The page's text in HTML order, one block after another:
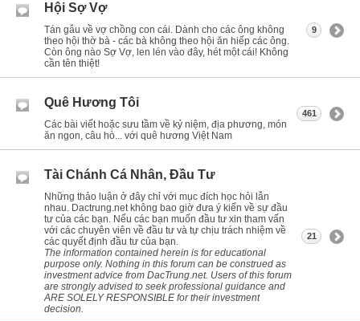
Hội Sợ Vợ
Tán gẫu về vợ chồng con cái. Dành cho các ông không
theo hội thờ bà - các bà không theo hội ăn hiếp các ông.
Còn ông nào Sợ Vợ, len lén vào đây, hét một cái! Không
cần tên thiệt!
9
Quê Hương Tôi
Các bài viết hoặc sưu tầm về kỷ niệm, địa phương, món
ăn ngon, câu hò... với quê hương Việt Nam
461
Tài Chánh Cá Nhân, Đầu Tư
Những thảo luận ở đây chỉ với mục đích học hỏi lẫn
nhau. Dactrung.net không bao giờ đưa ý kiến về sự đầu
tư của các bạn. Nếu các bạn muốn đầu tư xin tham vấn
với các chuyên viên về đầu tư và tự chịu trách nhiệm về
các quyết định đầu tư của bạn.
The information contained herein is for educational
purpose only. Nothing in this forum can be construed as
investment advice from DacTrung.net. Users of this forum
are strongly advised to seek professional guidance and
ARE SOLELY RESPONSIBLE for their investment
decision.
21